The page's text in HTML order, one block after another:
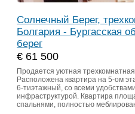
Солнечный Берег,
Болгария - Бургасская
берег
€ 61 500
Продается уютная
Расположена квартира на 5-ом
6-тиэтажный, со всеми
инфраструктурой. Квартира
спальнями, полностью